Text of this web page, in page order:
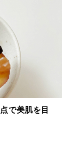
で美肌を目